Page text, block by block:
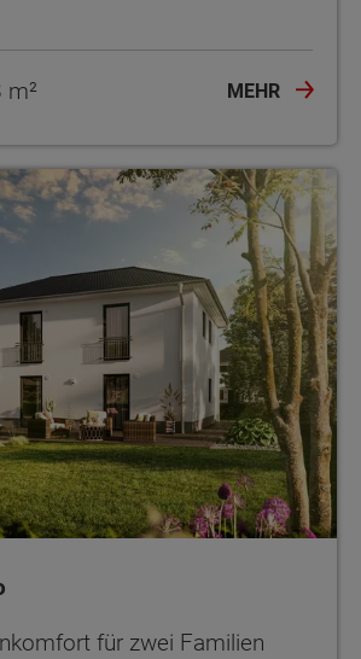
MEHR
für zwei Familien